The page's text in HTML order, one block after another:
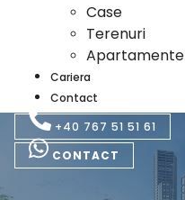
Case
Terenuri
Apartamente
Cariera
Contact
+40 767 51 51 61
CONTACT